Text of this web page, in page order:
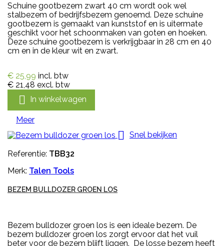
Schuine gootbezem zwart 40 cm wordt ook wel
stalbezem of bedrijfsbezem genoemd. Deze schuine
gootbezem is gemaakt van kunststof en is uitermate
geschikt voor het schoonmaken van goten en hoeken.
Deze schuine gootbezem is verkrijgbaar in 28 cm en 40
cm en in de kleur wit en zwart.
€ 25,99 incl. btw
€ 21,48 excl. btw
 In winkelwagen
Meer
 Snel bekijken
Referentie: TBB32
Merk: Talen Tools
BEZEM BULLDOZER GROEN LOS
Bezem bulldozer groen los is een ideale bezem. De
bezem bulldozer groen los zorgt ervoor dat het vuil
beter voor de bezem blijft liggen. De losse bezem heeft